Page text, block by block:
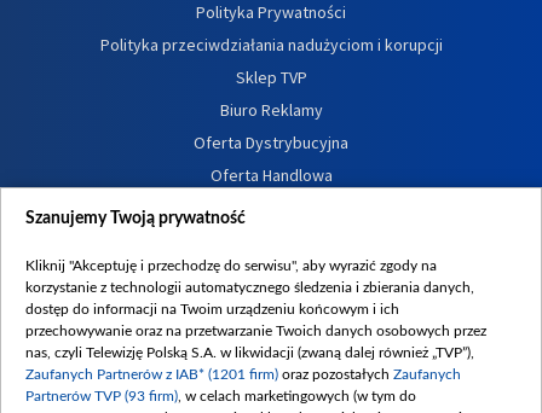
Polityka Prywatności
Polityka przeciwdziałania nadużyciom i korupcji
Sklep TVP
Biuro Reklamy
Oferta Dystrybucyjna
Oferta Handlowa
Dostępność
Procedura zgłoszeń wewnętrznych
Szanujemy Twoją prywatność
Kliknij "Akceptuję i przechodzę do serwisu", aby wyrazić zgody na
korzystanie z technologii automatycznego śledzenia i zbierania danych,
dostęp do informacji na Twoim urządzeniu końcowym i ich
przechowywanie oraz na przetwarzanie Twoich danych osobowych przez
nas, czyli Telewizję Polską S.A. w likwidacji (zwaną dalej również „TVP”),
Zaufanych Partnerów z IAB* (1201 firm) oraz pozostałych Zaufanych
Partnerów TVP (93 firm) , w celach marketingowych (w tym do